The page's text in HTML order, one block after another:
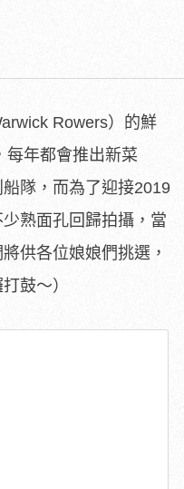
Rowers）的鮮
每年都會推出新菜
船隊，而為了迎接2019
熟面孔回歸拍攝，當
供各位娘娘們挑選，
鼓～）